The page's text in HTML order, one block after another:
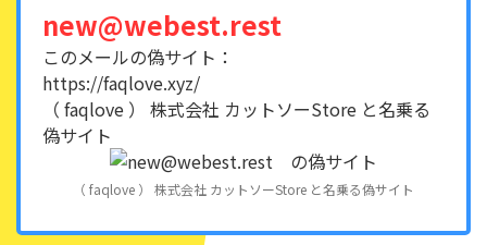
new@webest.rest
このメールの偽サイト：
https://faqlove.xyz/
（ faqlove ） 株式会社 カットソーStore と名乗る
偽サイト
（ faqlove ） 株式会社 カットソーStore と名乗る偽サイト